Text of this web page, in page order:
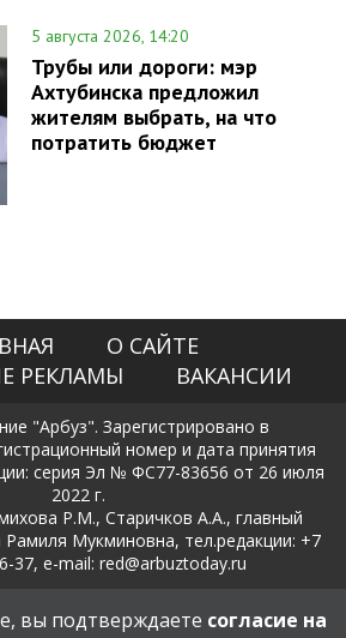
5 августа 2026, 14:20
Трубы или дороги: мэр
Ахтубинска предложил
жителям выбрать, на что
потратить бюджет
О САЙТЕ
РЕКЛАМЫ
ВАКАНСИИ
"Арбуз". Зарегистрировано в
номер и дата принятия
серия Эл № ФС77-83656 от 26 июля
2022 г.
Р.М., Старичков А.А., главный
Мукминовна, тел.редакции: +7
37, e-mail: red@arbuztoday.ru
обработки и защиты персональных
данных
вы подтверждаете согласие на